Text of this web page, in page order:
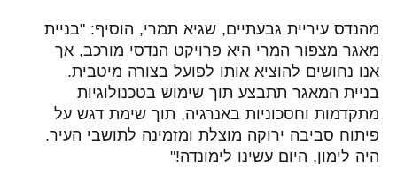
מהנדס עיריית גבעתיים, שגיא תמרי, הוסיף: "בניית
מאגר מצפור המרי היא פרויקט הנדסי מורכב, אך
אנו נחושים להוציא אותו לפועל בצורה מיטבית.
בניית המאגר תתבצע תוך שימוש בטכנולוגיות
מתקדמות וחסכוניות באנרגיה, תוך שימת דגש על
פיתוח סביבה ירוקה מוצלת ומזמינה לתושבי העיר.
היה לימון, היום עשינו לימונדה!"